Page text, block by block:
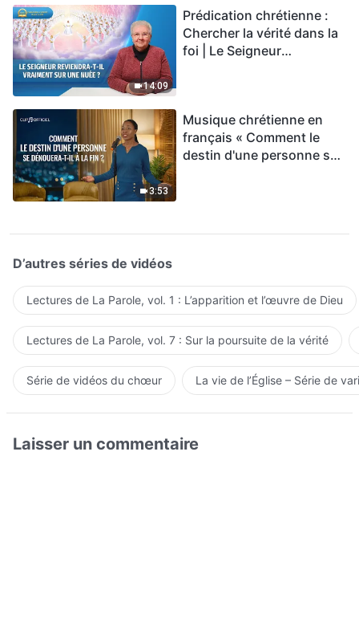
14:09
Prédication chrétienne :
Chercher la vérité dans la
foi | Le Seigneur
3:53
Musique chrétienne en
français « Comment le
destin d'une personne se
D’autres séries de vidéos
Lectures de La Parole, vol. 1 : L’apparition et l’œuvre de Dieu
Lectures de La Parole, vol. 7 : Sur la poursuite de la vérité
Série de vidéos du chœur La vie de l’Église – Série de
Laisser un commentaire